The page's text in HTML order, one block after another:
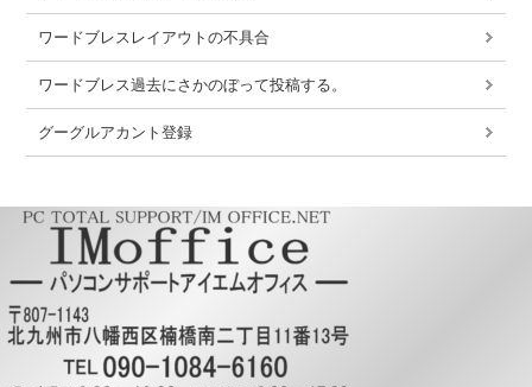
ワードブレスレイアウトの不具合
ワードブレス過去にさかのぼって投稿する。
グーグルアカント登録